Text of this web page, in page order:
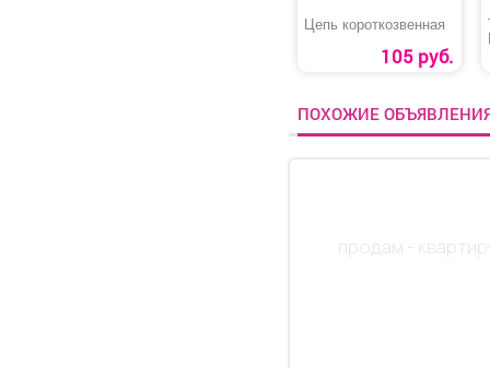
Цепь короткозвенная
105 руб.
ПОХОЖИЕ
продам -